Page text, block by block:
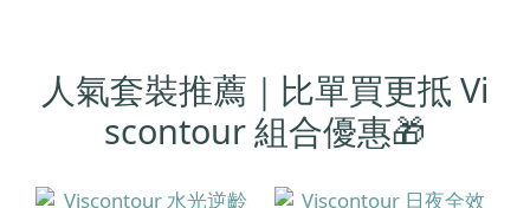
人氣套裝推薦｜比單買更抵 Vi
scontour 組合優惠🎁